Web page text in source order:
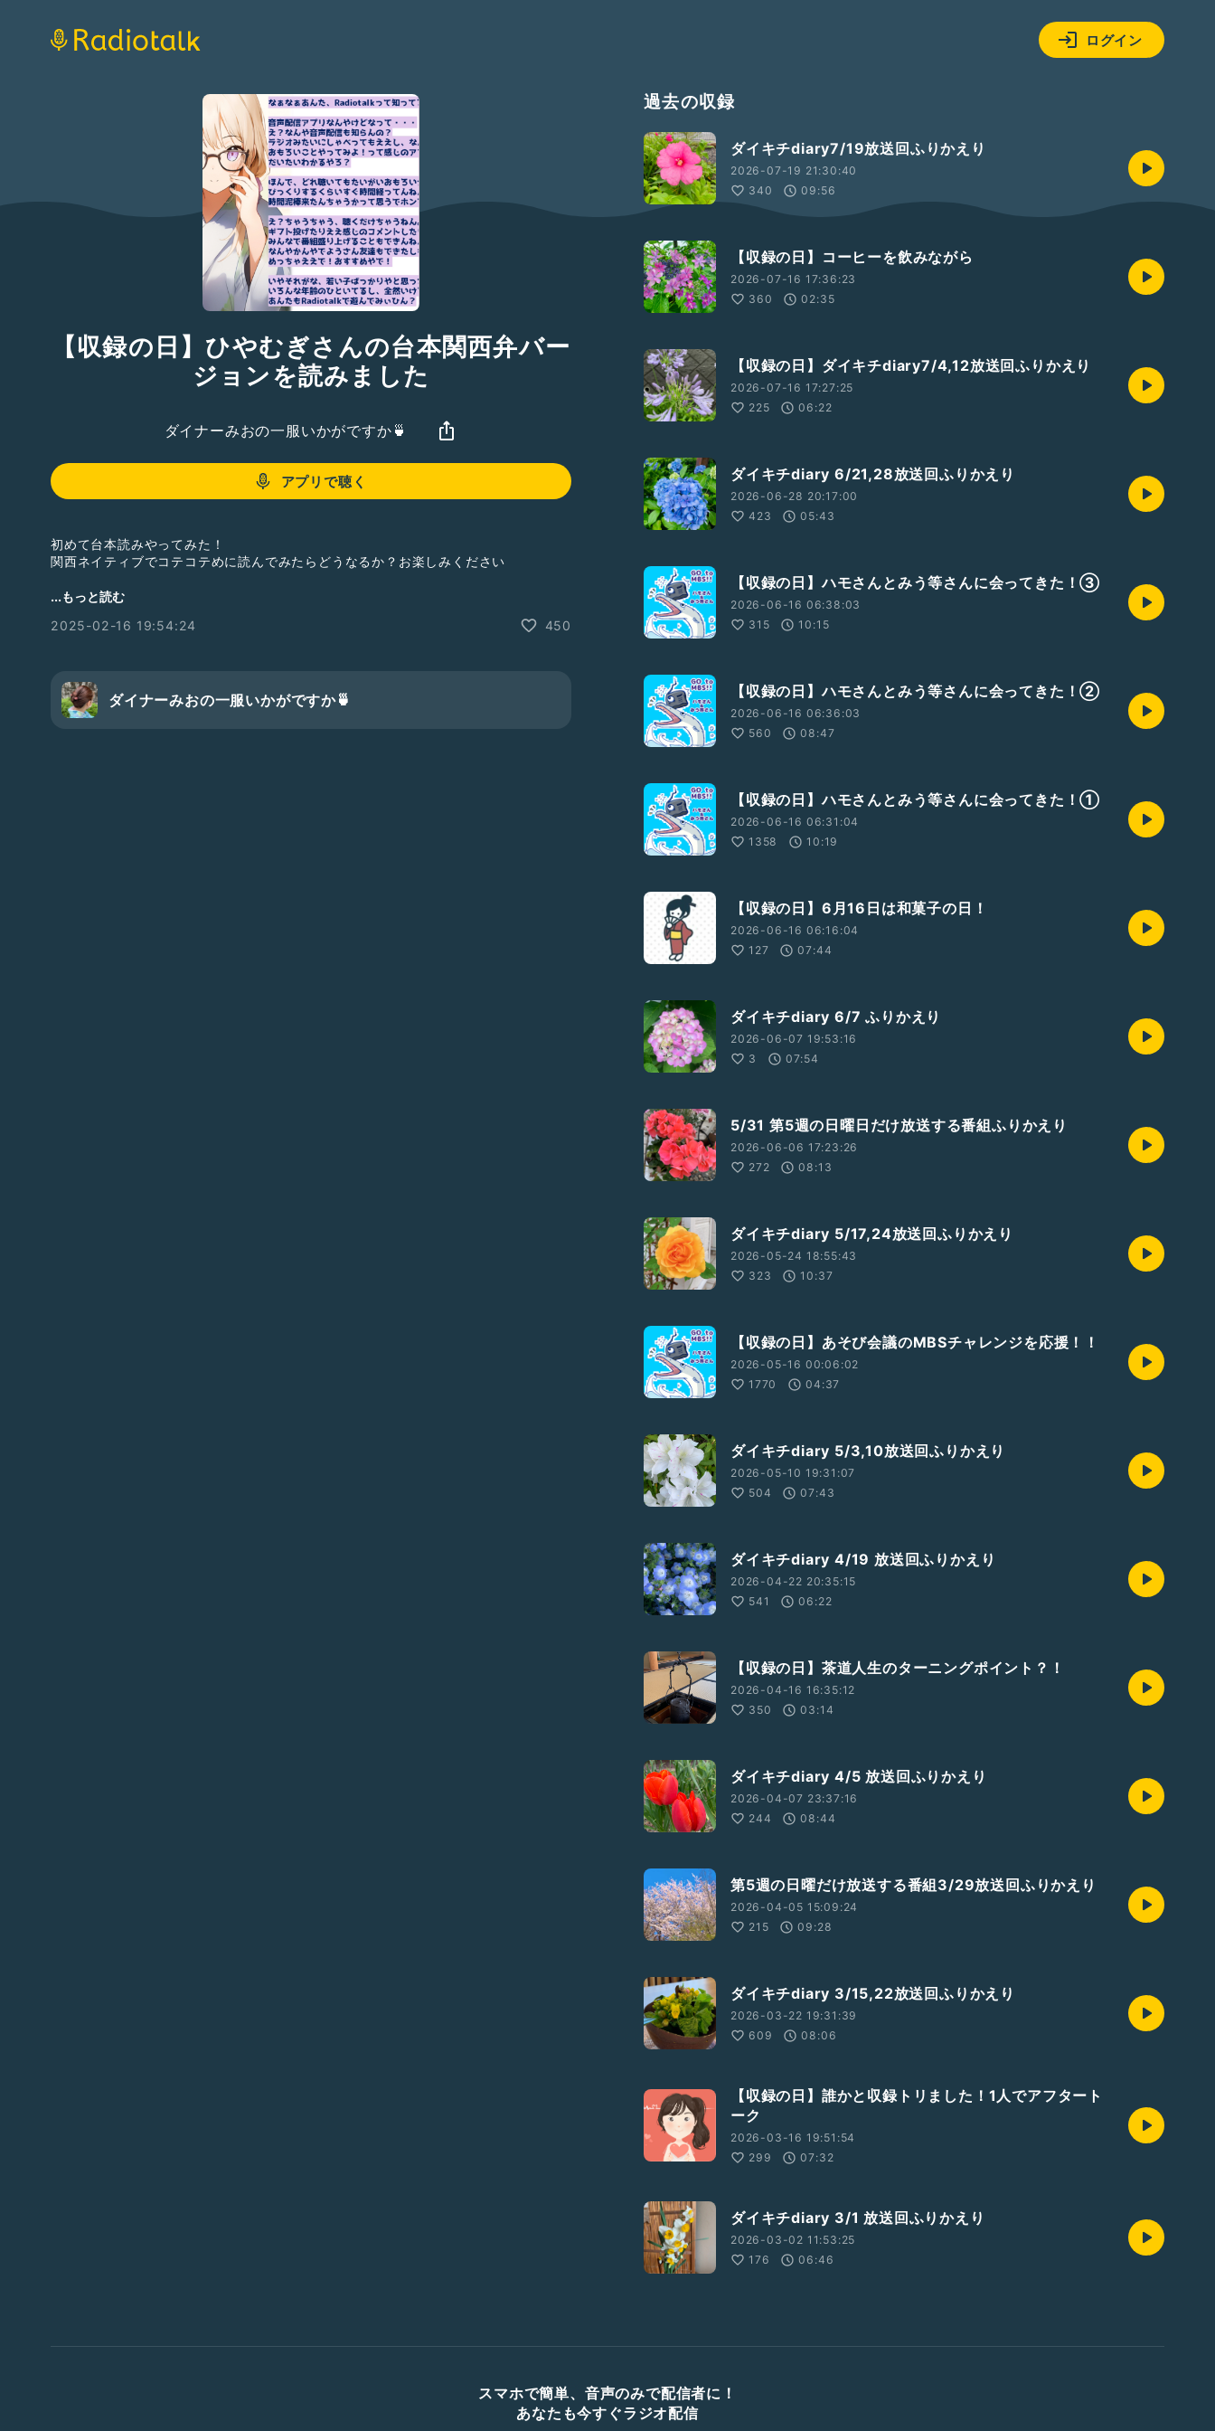
ログイン
【収録の日】ひやむぎさんの台本関西弁バー
ジョンを読みました
ダイナーみおの一服いかがですか🍵
アプリで聴く
初めて台本読みやってみた！
関西ネイティブでコテコテめに読んでみたらどうなるか？お楽しみください
ひやむぎさんご本人の収録はこちら⬇️
会社員、時々音声配信ドラマ作家。ひやむぎ。🌾✨
#収録の日2502
#収録の日
#ラジオトークCM
...もっと読む
2025-02-16 19:54:24
450
ダイナーみおの一服いかがですか🍵
過去の収録
ダイキチdiary7/19放送回ふりかえり
2026-07-19 21:30:40
340
09:56
【収録の日】コーヒーを飲みながら
2026-07-16 17:36:23
360
02:35
【収録の日】ダイキチdiary7/4,12放送回ふりかえり
2026-07-16 17:27:25
225
06:22
ダイキチdiary 6/21,28放送回ふりかえり
2026-06-28 20:17:00
423
05:43
【収録の日】ハモさんとみう等さんに会ってきた！③
2026-06-16 06:38:03
315
10:15
【収録の日】ハモさんとみう等さんに会ってきた！②
2026-06-16 06:36:03
560
08:47
【収録の日】ハモさんとみう等さんに会ってきた！①
2026-06-16 06:31:04
1358
10:19
【収録の日】6月16日は和菓子の日！
2026-06-16 06:16:04
127
07:44
ダイキチdiary 6/7 ふりかえり
2026-06-07 19:53:16
3
07:54
5/31 第5週の日曜日だけ放送する番組ふりかえり
2026-06-06 17:23:26
272
08:13
ダイキチdiary 5/17,24放送回ふりかえり
2026-05-24 18:55:43
323
10:37
【収録の日】あそび会議のMBSチャレンジを応援！！
2026-05-16 00:06:02
1770
04:37
ダイキチdiary 5/3,10放送回ふりかえり
2026-05-10 19:31:07
504
07:43
ダイキチdiary 4/19 放送回ふりかえり
2026-04-22 20:35:15
541
06:22
【収録の日】茶道人生のターニングポイント？！
2026-04-16 16:35:12
350
03:14
ダイキチdiary 4/5 放送回ふりかえり
2026-04-07 23:37:16
244
08:44
第5週の日曜だけ放送する番組3/29放送回ふりかえり
2026-04-05 15:09:24
215
09:28
ダイキチdiary 3/15,22放送回ふりかえり
2026-03-22 19:31:39
609
08:06
【収録の日】誰かと収録トリました！1人でアフタート
ーク
2026-03-16 19:51:54
299
07:32
ダイキチdiary 3/1 放送回ふりかえり
2026-03-02 11:53:25
176
06:46
スマホで簡単、音声のみで配信者に！
あなたも今すぐラジオ配信